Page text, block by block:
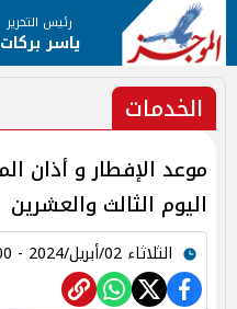
رئيس التحرير
ياسر بركات
الخدمات
اليوم الثالث والعشرين
الثلاثاء 02/أبريل/2024 - 04:00 م